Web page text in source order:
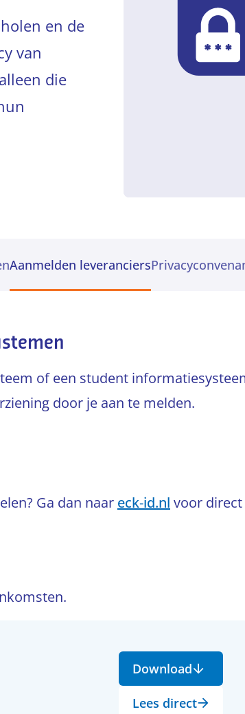
en de
van
die
Aanmelden leveranciers
of een student
door je aan te melden.
Ga dan naar eck‑id.nl voor direct
Download
Lees direct